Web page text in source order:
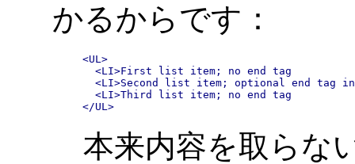
かるからです：
<UL>
  <LI>First list item; no end tag
<LI>Second list item; optional end tag
  <LI>Third list item; no end tag
</UL>
本来内容を取らな